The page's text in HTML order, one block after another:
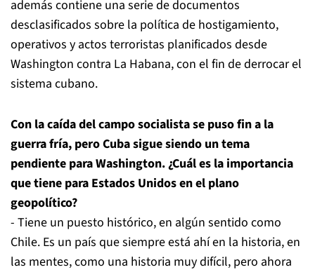
además contiene una serie de documentos
desclasificados sobre la política de hostigamiento,
operativos y actos terroristas planificados desde
Washington contra La Habana, con el fin de derrocar el
sistema cubano.
Con la caída del campo socialista se puso fin a la
guerra fría, pero Cuba sigue siendo un tema
pendiente para Washington. ¿Cuál es la importancia
que tiene para Estados Unidos en el plano
geopolítico?
- Tiene un puesto histórico, en algún sentido como
Chile. Es un país que siempre está ahí en la historia, en
las mentes, como una historia muy difícil, pero ahora